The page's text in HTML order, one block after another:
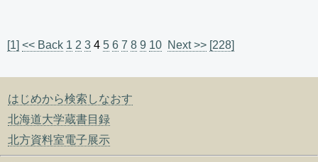
はじめから検索しなおす
北海道大学蔵書目録
北方資料室電子展示
[1] << Back 1 2 3 4 5 6 7 8 9 10 Next >> [228]